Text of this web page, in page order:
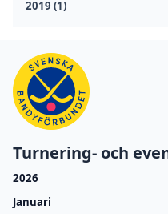
2019 (1)
Turnering- och
2026
Januari